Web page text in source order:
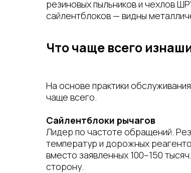
резиновых пыльников и чехлов
сайлентблоков — видны
Что чаще всего
На основе практики
чаще всего.
Сайлентблоки рычагов
Лидер по частоте обращений.
температур и дорожных
вместо заявленных 100–150
сторону.